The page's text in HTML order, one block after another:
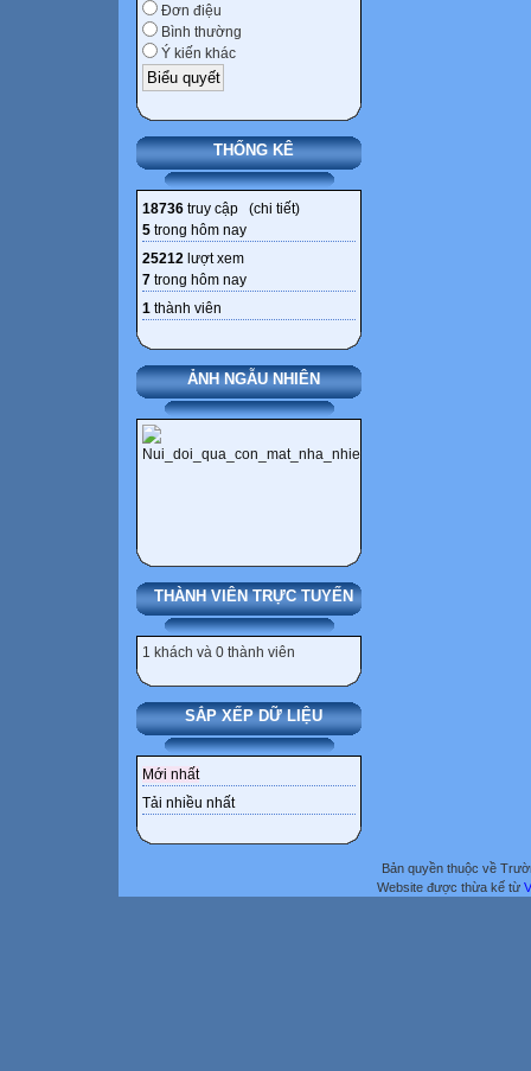
Đơn điệu
Bình thường
Ý kiến khác
THỐNG KÊ
18736 truy cập (chi tiết)
5 trong hôm nay
25212 lượt xem
7 trong hôm nay
1 thành viên
ẢNH NGẪU NHIÊN
THÀNH VIÊN TRỰC TUYẾN
1 khách và 0 thành viên
SẮP XẾP DỮ LIỆU
Mới nhất
Tải nhiều nhất
Bản quyền thuộc về
Website được thừa kế từ